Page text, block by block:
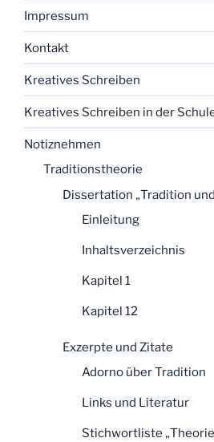
Impressum
Kontakt
Kreatives Schreiben
Kreatives Schreiben in der
Notiznehmen
Traditionstheorie
Dissertation „Tradition
Einleitung
Inhaltsverzeichnis
Kapitel 1
Kapitel 12
Exzerpte und Zitate
Adorno über Tradition
Links und Literatur
Stichwortliste